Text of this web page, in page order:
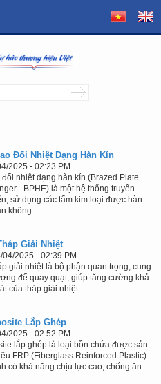
Đổi Nhiệt Dạng Hàn Kín
2025 - 02:23 PM
đổi nhiệt dạng hàn kín (Brazed Plate
- BPHE) là một hệ thống truyền
sử dụng các tấm kim loại được hàn
không.
Giải Nhiệt
2025 - 02:39 PM
giải nhiệt là bộ phận quan trọng, cung
để quay quạt, giúp tăng cường khả
của tháp giải nhiệt.
Lắp Ghép
2025 - 02:52 PM
lắp ghép là loại bồn chứa được sản
FRP (Fiberglass Reinforced Plastic)
có khả năng chịu lực cao, chống ăn